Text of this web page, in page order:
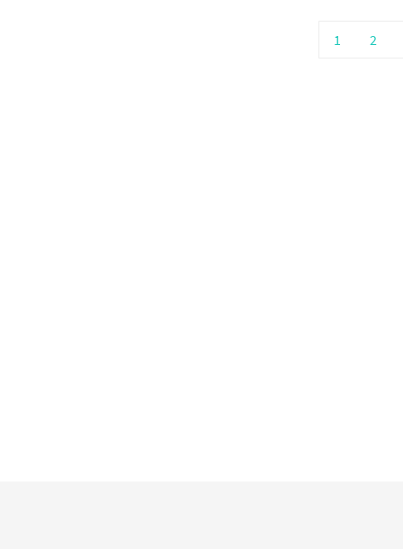
1 2